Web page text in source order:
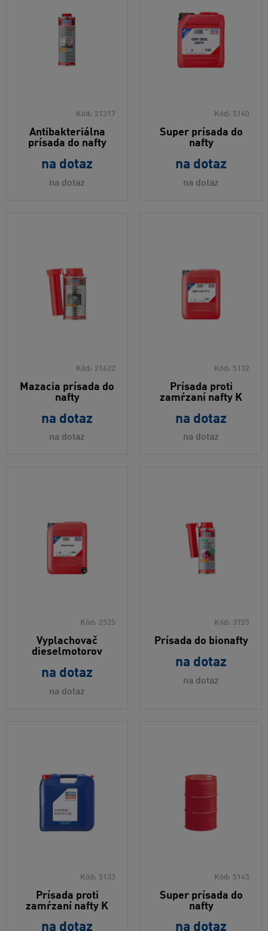
Kód: 21317
Antibakteriálna
prísada do nafty
na dotaz
na dotaz
Kód: 5140
Super prísada do
nafty
na dotaz
na dotaz
Kód: 21622
Mazacia prísada do
nafty
na dotaz
na dotaz
Kód: 5132
Prísada proti
zamŕzaní nafty K
na dotaz
na dotaz
Kód: 2525
Vyplachovač
dieselmotorov
na dotaz
na dotaz
Kód: 3725
Prísada do bionafty
na dotaz
na dotaz
Kód: 5133
Prísada proti
zamŕzaní nafty K
na dotaz
Kód: 5145
Super prísada do
nafty
na dotaz